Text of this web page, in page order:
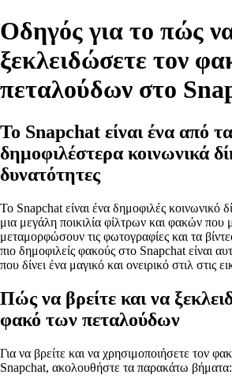
Οδηγός για το πώς
ξεκλειδώσετε τον
πεταλούδων στο
Το Snapchat είναι ένα από τα
δημοφιλέστερα κοινωνικά
δυνατότητες
Το Snapchat είναι ένα δημοφιλές κοινωνικό
μια μεγάλη ποικιλία φίλτρων και φακών που
μεταμορφώσουν τις φωτογραφίες και τα
πιο δημοφιλείς φακούς στο Snapchat είναι
που δίνει ένα μαγικό και ονειρικό στιλ στις
Πώς να βρείτε και να
φακό των πεταλούδων
Για να βρείτε και να χρησιμοποιήσετε τον
Snapchat, ακολουθήστε τα παρακάτω βήματα: